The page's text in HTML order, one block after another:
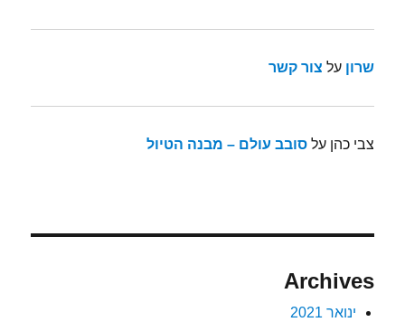
שרון על צור קשר
צבי כהן עלסובב עולם – מבנה הטיול
Archives
ינואר 2021